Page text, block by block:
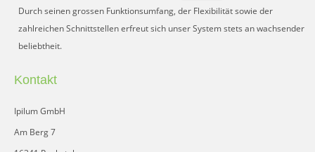
Tagesabschluss
FAQ
Durch seinen grossen Funktionsumfang, der Flexibilität sowie der
zahlreichen Schnittstellen erfreut sich unser System stets an wachsender
beliebtheit.
Kontakt
Ipilum GmbH
Am Berg 7